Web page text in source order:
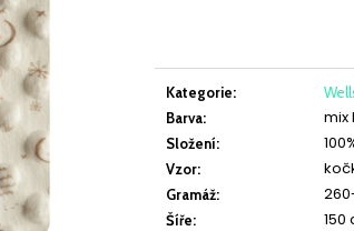
Kategorie:
Barva: mix
Složení:
Vzor:
Gramáž:
Šíře: 150
219 Kč